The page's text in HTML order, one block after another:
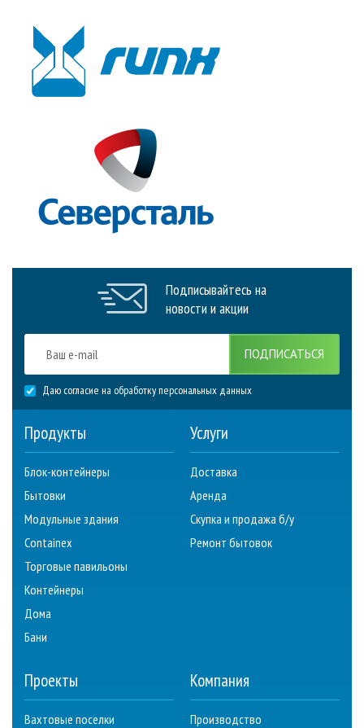
Подписывайтесь на
новости и акции
ПОДПИСАТЬСЯ
Даю согласие на обработку персональных данных
Продукты
Блок-контейнеры
Бытовки
Модульные здания
Containex
Торговые павильоны
Контейнеры
Дома
Бани
Услуги
Доставка
Аренда
Скупка и продажа б/у
Ремонт бытовок
Проекты
Вахтовые поселки
Компания
Производство